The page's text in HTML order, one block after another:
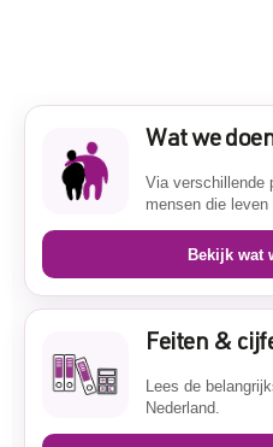
Wat we
Via verschillende
mensen die leven
Bekijk wat
Feiten &
Lees de
Nederland.